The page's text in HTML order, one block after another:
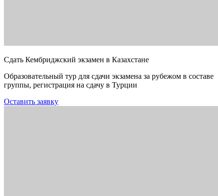
Сдать Кембриджский экзамен в Казахстане
Образовательный тур для сдачи экзамена за рубежом в составе
группы, регистрация на сдачу в Турции
Оставить заявку